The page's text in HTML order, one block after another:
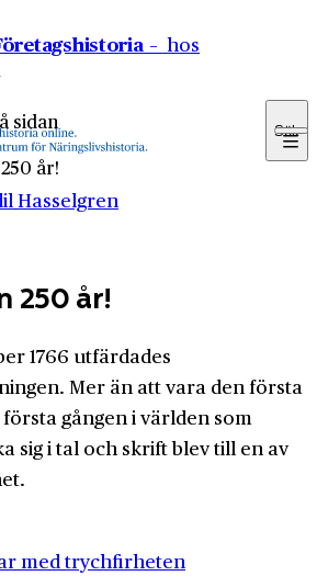
– hos
Sök
år!
Hasselgren
250 år!
1766 utfärdades
Mer än att vara den första
första gången i världen som
sig i tal och skrift blev till en av
med trychfirheten